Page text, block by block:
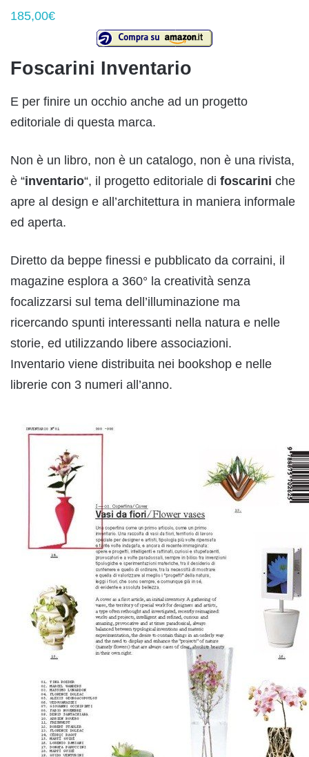
185,00€
Foscarini Inventario
E per finire un occhio anche ad un progetto
editoriale di questa marca.
Non è un libro, non è un catalogo, non è una rivista,
è “inventario“, il progetto editoriale di foscarini che
apre al design e all’architettura in maniera informale
ed aperta.
Diretto da beppe finessi e pubblicato da corraini, il
magazine esplora a 360° la creatività senza
focalizzarsi sul tema dell’illuminazione ma
ricercando spunti interessanti nella natura e nelle
storie, ed utilizzando libere associazioni.
Inventario viene distribuita nei bookshop e nelle
librerie con 3 numeri all’anno.